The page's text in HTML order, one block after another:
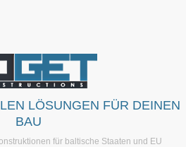
LÖSUNGEN FÜR DEINEN
BAU
für baltische Staaten und EU